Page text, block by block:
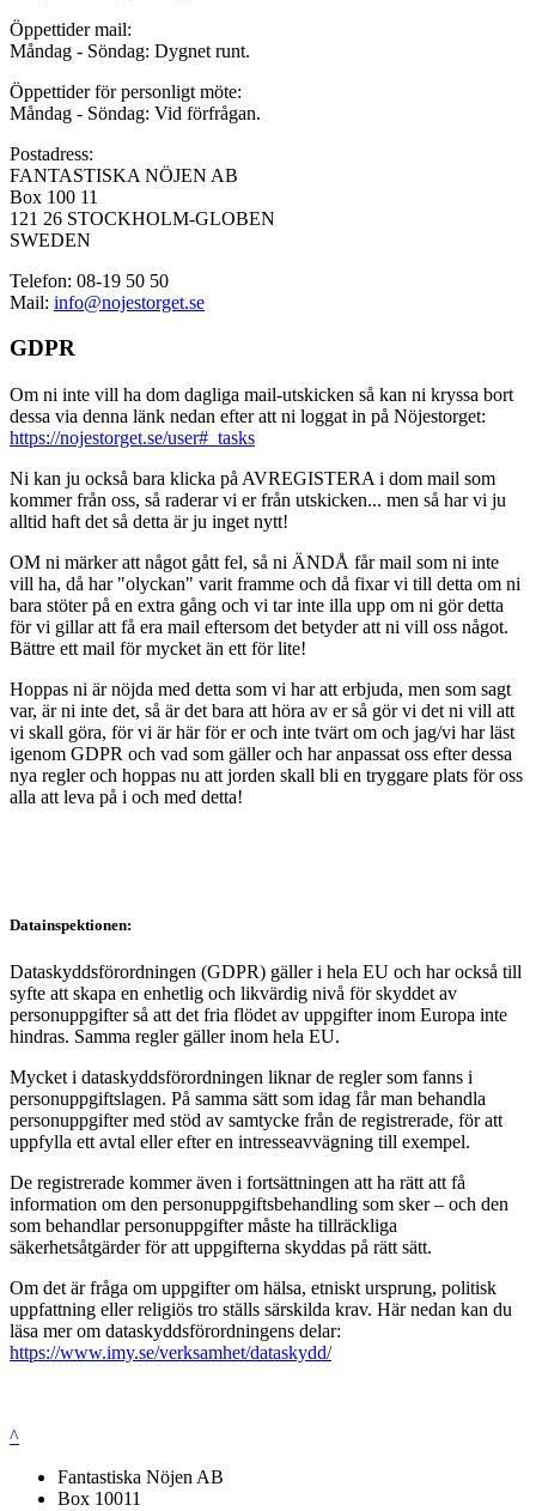
Öppettider mail:
Måndag - Söndag: Dygnet runt.
Öppettider för personligt möte:
Måndag - Söndag: Vid förfrågan.
Postadress:
FANTASTISKA NÖJEN AB
Box 100 11
121 26 STOCKHOLM-GLOBEN
SWEDEN
Telefon: 08-19 50 50
Mail: info@nojestorget.se
GDPR
Om ni inte vill ha dom dagliga mail-utskicken så kan ni kryssa bort
dessa via denna länk nedan efter att ni loggat in på Nöjestorget:
https://nojestorget.se/user#_tasks
Ni kan ju också bara klicka på AVREGISTERA i dom mail som
kommer från oss, så raderar vi er från utskicken... men så har vi ju
alltid haft det så detta är ju inget nytt!
OM ni märker att något gått fel, så ni ÄNDÅ får mail som ni inte
vill ha, då har "olyckan" varit framme och då fixar vi till detta om ni
bara stöter på en extra gång och vi tar inte illa upp om ni gör detta
för vi gillar att få era mail eftersom det betyder att ni vill oss något.
Bättre ett mail för mycket än ett för lite!
Hoppas ni är nöjda med detta som vi har att erbjuda, men som sagt
var, är ni inte det, så är det bara att höra av er så gör vi det ni vill att
vi skall göra, för vi är här för er och inte tvärt om och jag/vi har läst
igenom GDPR och vad som gäller och har anpassat oss efter dessa
nya regler och hoppas nu att jorden skall bli en tryggare plats för oss
alla att leva på i och med detta!
Datainspektionen:
Dataskyddsförordningen (GDPR) gäller i hela EU och har också till
syfte att skapa en enhetlig och likvärdig nivå för skyddet av
personuppgifter så att det fria flödet av uppgifter inom Europa inte
hindras. Samma regler gäller inom hela EU.
Mycket i dataskyddsförordningen liknar de regler som fanns i
personuppgiftslagen. På samma sätt som idag får man behandla
personuppgifter med stöd av samtycke från de registrerade, för att
uppfylla ett avtal eller efter en intresseavvägning till exempel.
De registrerade kommer även i fortsättningen att ha rätt att få
information om den personuppgiftsbehandling som sker – och den
som behandlar personuppgifter måste ha tillräckliga
säkerhetsåtgärder för att uppgifterna skyddas på rätt sätt.
Om det är fråga om uppgifter om hälsa, etniskt ursprung, politisk
uppfattning eller religiös tro ställs särskilda krav. Här nedan kan du
läsa mer om dataskyddsförordningens delar:
https://www.imy.se/verksamhet/dataskydd/
^
Fantastiska Nöjen AB
Box 10011